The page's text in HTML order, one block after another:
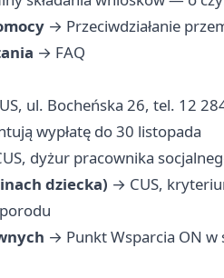
→ Przeciwdziałanie
→ FAQ
ul. Bocheńska 26, tel. 12
wypłatę do 30 listopada
dyżur pracownika
dziecka) → CUS,
→ Punkt Wsparcia ON w